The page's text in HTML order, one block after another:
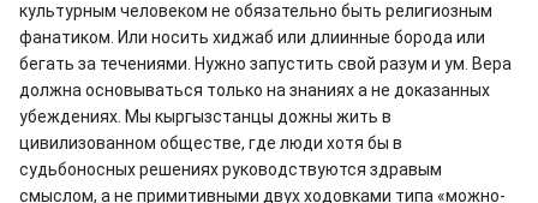
культурным человеком не обязательно быть религиозным
фанатиком. Или носить хиджаб или длиинные борода или
бегать за течениями. Нужно запустить свой разум и ум. Вера
должна основываться только на знаниях а не доказанных
убеждениях. Мы кыргызстанцы дожны жить в
цивилизованном обществе, где люди хотя бы в
судьбоносных решениях руководствуются здравым
смыслом, а не примитивными двух ходовками типа «можно-